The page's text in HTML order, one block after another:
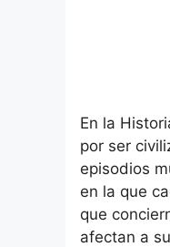
En la
por ser
episodios
en la que
que
afectan a